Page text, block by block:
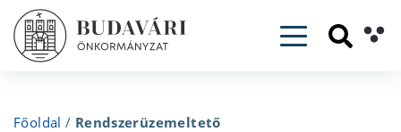
Toggle
Főoldal / Rendszerüzemeltető